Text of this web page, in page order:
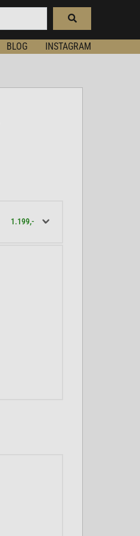
BLOG INSTAGRAM
1.199,-